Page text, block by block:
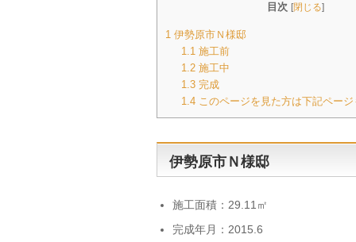
目次 [閉じる]
1 伊勢原市Ｎ様邸
1.1施工前
1.2施工中
1.3完成
1.4このページを見た方は下記ページ
伊勢原市Ｎ様邸
施工面積：29.11㎡
完成年月：2015.6